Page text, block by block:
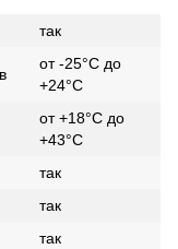
так
от -25°С до
+24°С
от +18°С до
+43°С
так
так
так